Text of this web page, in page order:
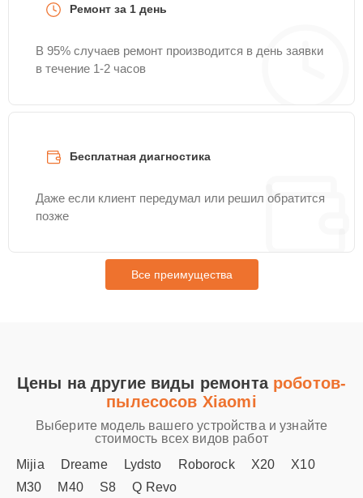
Ремонт за 1 день
В 95% случаев ремонт производится в день заявки
в течение 1-2 часов
Бесплатная диагностика
Даже если клиент передумал или решил обратится
позже
Все преимущества
Цены на другие виды ремонта роботов-
пылесосов Xiaomi
Выберите модель вашего устройства и узнайте
стоимость всех видов работ
Mijia
Dreame Lydsto Roborock X20
X10
M30
M40 S8 Q Revo